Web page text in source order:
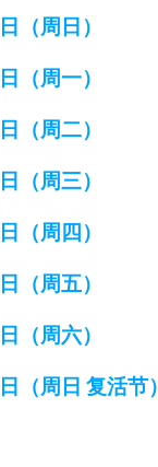
（周日）
（周一）
（周二）
（周三）
（周四）
（周五）
（周六）
（周日 复活节）